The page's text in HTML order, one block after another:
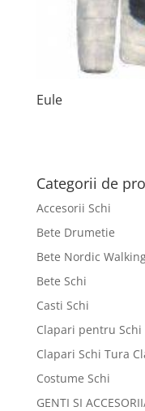
Eule
Categorii de
Accesorii Schi
Bete Drumetie
Bete Nordic
Bete Schi
Casti Schi
Clapari pentru
Clapari Schi Tura
Costume Schi
GENTI SI